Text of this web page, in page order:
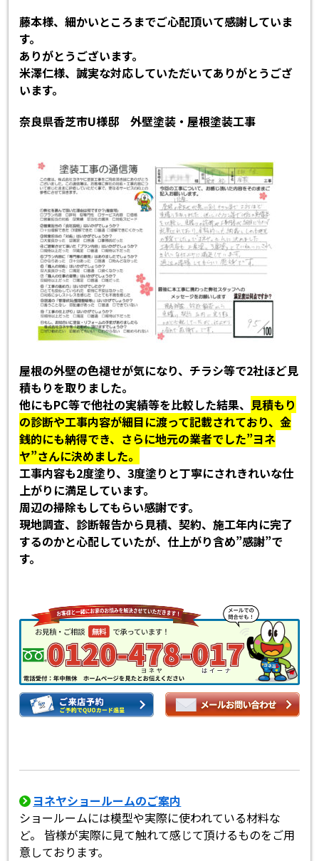
藤本様、細かいところまでご心配頂いて感謝していま
す。
ありがとうございます。
米澤仁様、誠実な対応していただいてありがとうござ
います。
奈良県香芝市U様邸 外壁塗装・屋根塗装工事
屋根の外壁の色褪せが気になり、チラシ等で2社ほど見
積もりを取りました。
他にもPC等で他社の実績等を比較した結果、 見積もり
の診断や工事内容が細目に渡って記載されており、金
銭的にも納得でき、さらに地元の業者でした”ヨネ
ヤ”さんに決めました。
工事内容も2度塗り、3度塗りと丁寧にされきれいな仕
上がりに満足しています。
周辺の掃除もしてもらい感謝です。
現地調査、診断報告から見積、契約、施工年内に完了
するのかと心配していたが、仕上がり含め”感謝”で
す。
ヨネヤショールームのご案内
ショールームには模型や実際に使われている材料な
ど。 皆様が実際に見て触れて感じて頂けるものをご用
意しております。